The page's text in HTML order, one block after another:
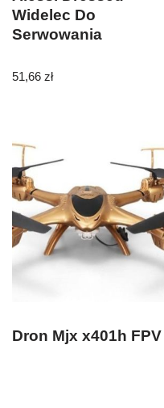
Widelec Do
Serwowania
51,66 zł
Dron Mjx x401h FPV